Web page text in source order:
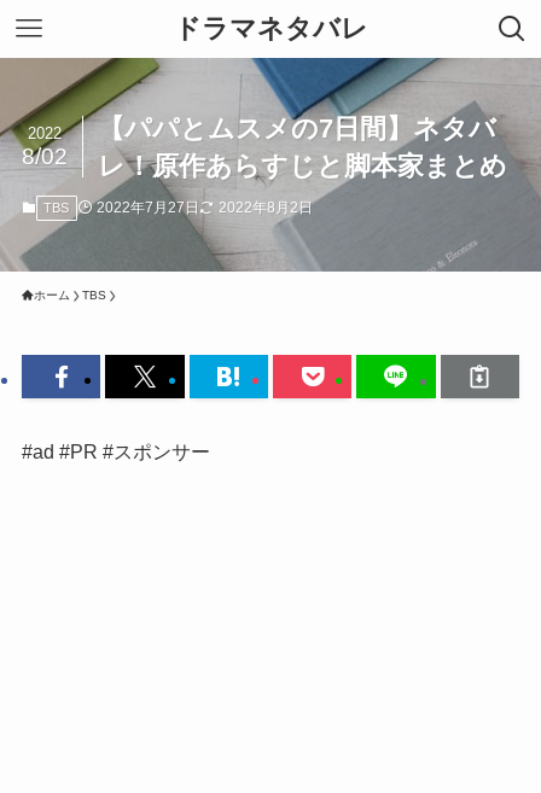
ドラマネタバレ
【パパとムスメの7日間】ネタバ
レ！原作あらすじと脚本家まとめ
2022
8/02
TBS 2022年7月27日 2022年8月2日
ホーム TBS
#ad #PR #スポンサー